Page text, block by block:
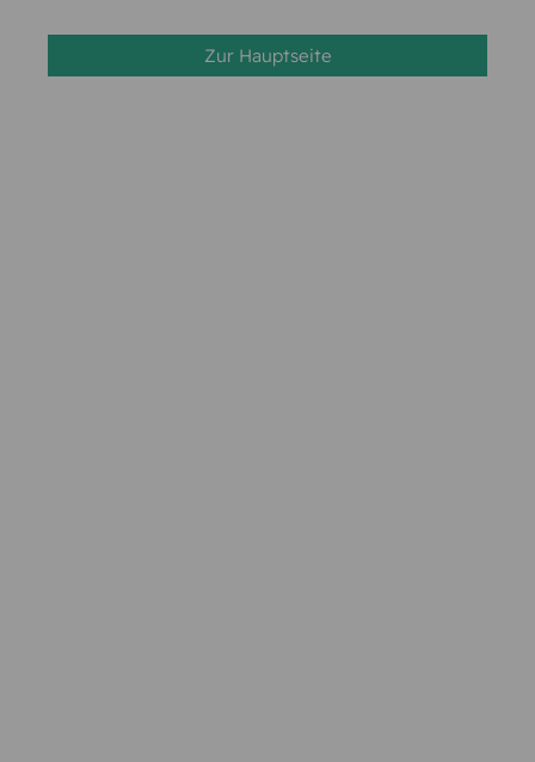
Zur Hauptseite